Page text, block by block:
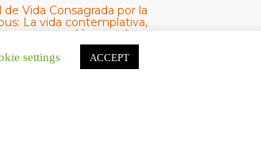
Vida Consagrada por la
La vida contemplativa,
en Venezuela
celebra este jueves...
settings ACCEPT